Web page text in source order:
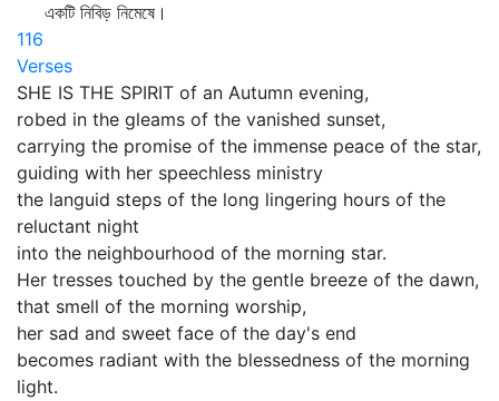
একটি নিবিড় নিমেষে।
116
Verses
SHE IS THE SPIRIT of an Autumn evening,
robed in the gleams of the vanished sunset,
carrying the promise of the immense peace of the star,
guiding with her speechless ministry
the languid steps of the long lingering hours of the
reluctant night
into the neighbourhood of the morning star.
Her tresses touched by the gentle breeze of the dawn,
that smell of the morning worship,
her sad and sweet face of the day's end
becomes radiant with the blessedness of the morning
light.